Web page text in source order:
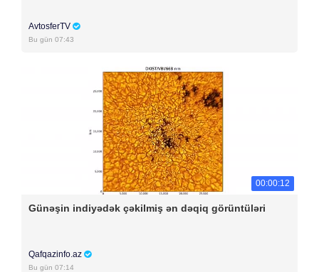
AvtosferTV
Bu gün 07:43
00:00:12
Günəşin indiyədək çəkilmiş ən dəqiq görüntüləri
Qafqazinfo.az
Bu gün 07:14